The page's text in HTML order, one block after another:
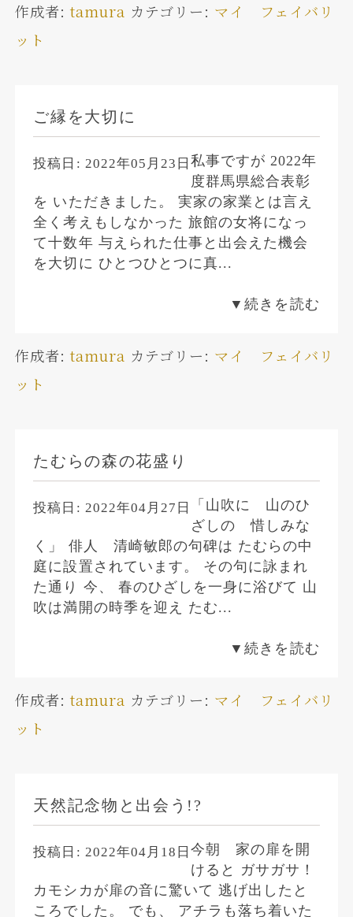
作成者: tamura カテゴリー: マイ フェイバリ
ット
ご縁を大切に
投稿日: 2022年05月23日私事ですが 2022年
度群馬県総合表彰
を いただきました。 実家の家業とは言え
全く考えもしなかった 旅館の女将になっ
て十数年 与えられた仕事と出会えた機会
を大切に ひとつひとつに真...
▼続きを読む
作成者: tamura カテゴリー: マイ フェイバリ
ット
たむらの森の花盛り
投稿日: 2022年04月27日
「山吹に 山のひ
ざしの 惜しみな
く」 俳人 清崎敏郎の句碑は たむらの中
庭に設置されています。 その句に詠まれ
た通り 今、 春のひざしを一身に浴びて 山
吹は満開の時季を迎え たむ...
▼続きを読む
作成者: tamura カテゴリー: マイ フェイバリ
ット
天然記念物と出会う!?
投稿日: 2022年04月18日今朝 家の扉を開
けると ガサガサ！
カモシカが扉の音に驚いて 逃げ出したと
ころでした。 でも、 アチラも落ち着いた